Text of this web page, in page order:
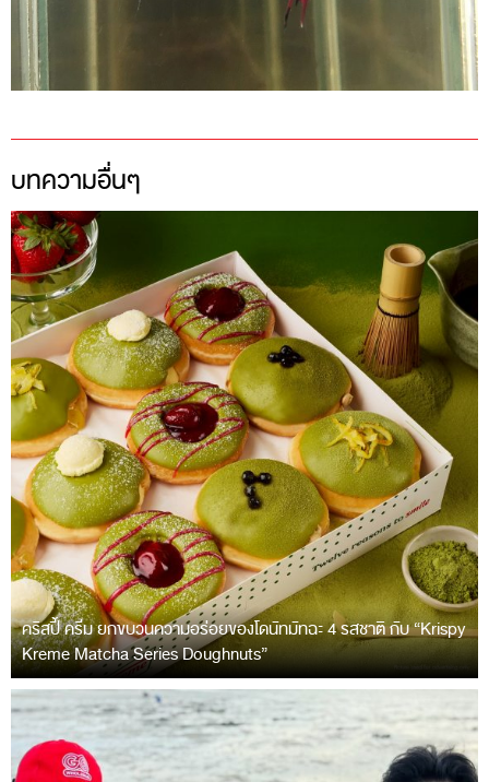
บทความอื่นๆ
คริสปี้ ครีม ยกขบวนความอร่อยของโดนัทมัทฉะ 4 รสชาติ กับ “Krispy
Kreme Matcha Series Doughnuts”